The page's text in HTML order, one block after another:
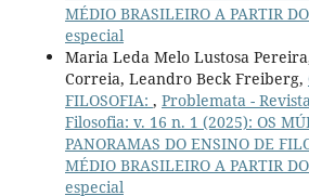
MÉDIO BRASILEIRO A PARTIR
especial
Maria Leda Melo Lustosa
Correia, Leandro Beck Freiberg,
FILOSOFIA: , Problemata -
Filosofia: v. 16 n. 1 (2025): OS
PANORAMAS DO ENSINO DE
MÉDIO BRASILEIRO A PARTIR
especial